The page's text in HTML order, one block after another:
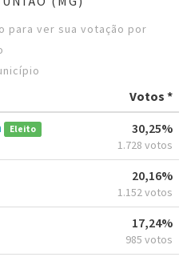
para ver sua votação por
Votos *
Eleito 30,25%
1.728 votos
20,16%
1.152 votos
17,24%
985 votos